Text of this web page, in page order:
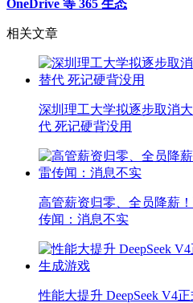
OneDrive 等 365 生态
相关文章
深圳理工大学拟逐步取消
代 死记硬背没用
高管薪资归零、全员降薪
传闻：消息不实
性能大提升 DeepSeek V4